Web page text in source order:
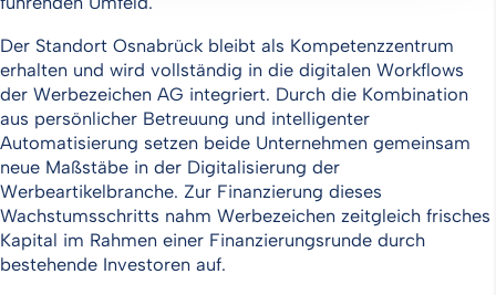
Der Standort Osnabrück bleibt als Kompetenzzentrum
erhalten und wird vollständig in die digitalen Workflows
der Werbezeichen AG integriert. Durch die Kombination
aus persönlicher Betreuung und intelligenter
Automatisierung setzen beide Unternehmen gemeinsam
neue Maßstäbe in der Digitalisierung der
Werbeartikelbranche. Zur Finanzierung dieses
Wachstumsschritts nahm Werbezeichen zeitgleich frisches
Kapital im Rahmen einer Finanzierungsrunde durch
bestehende Investoren auf.